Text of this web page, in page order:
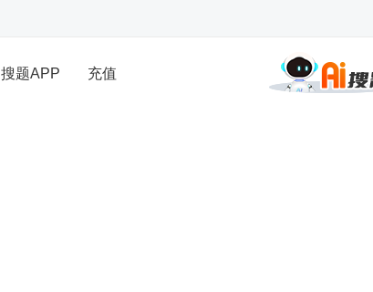
搜题APP 充值